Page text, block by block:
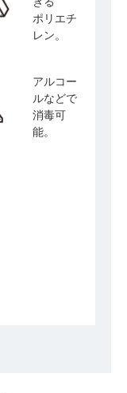
ポリエチ
レン。
アルコー
ルなどで
消毒可
能。